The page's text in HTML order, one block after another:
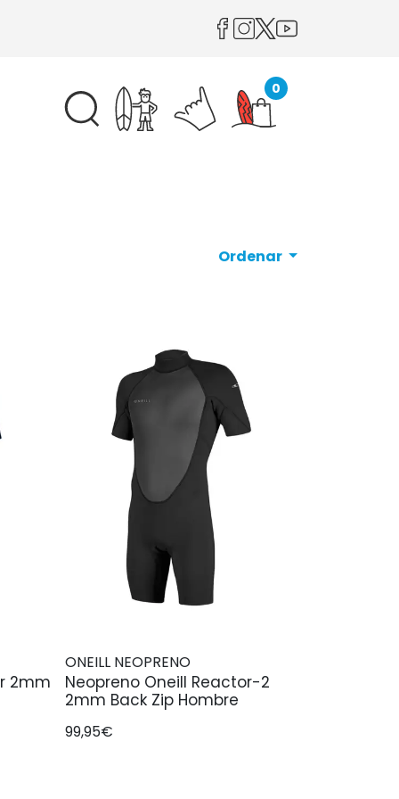
0
Ordenar
2mm
ONEILL NEOPRENO
Neopreno Oneill Reactor-2
2mm Back Zip Hombre
99,95€